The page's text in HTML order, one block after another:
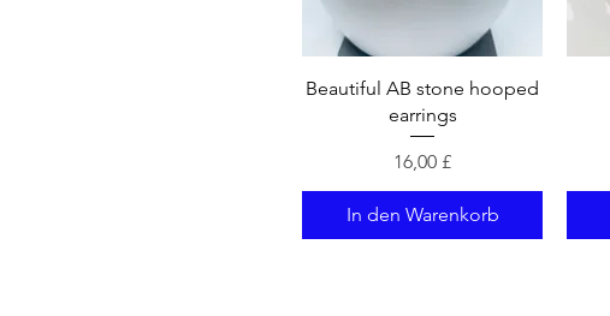
Schnellansicht
Beautiful AB stone hooped
earrings
Preis
16,00 £
In den Warenkorb